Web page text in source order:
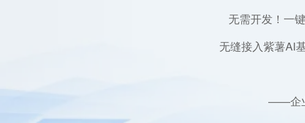
无需开发！一
无缝接入紫薯AI
——企